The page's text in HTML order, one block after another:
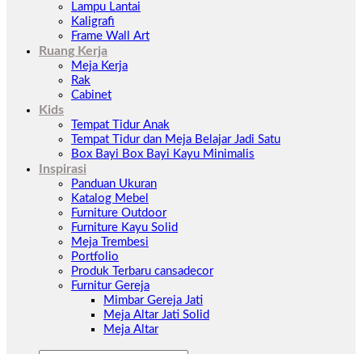
Lampu Lantai
Kaligrafi
Frame Wall Art
Ruang Kerja
Meja Kerja
Rak
Cabinet
Kids
Tempat Tidur Anak
Tempat Tidur dan Meja Belajar Jadi Satu
Box Bayi Box Bayi Kayu Minimalis
Inspirasi
Panduan Ukuran
Katalog Mebel
Furniture Outdoor
Furniture Kayu Solid
Meja Trembesi
Portfolio
Produk Terbaru cansadecor
Furnitur Gereja
Mimbar Gereja Jati
Meja Altar Jati Solid
Meja Altar